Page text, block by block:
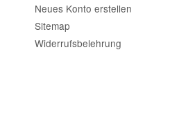
Neues Konto erstellen
Sitemap
Widerrufsbelehrung